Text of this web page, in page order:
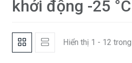
khởi động -25 °C
Hiển thị 1 - 12